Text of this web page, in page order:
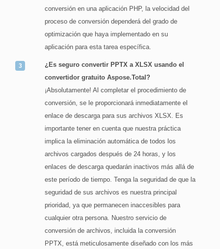
conversión en una aplicación PHP, la velocidad del
proceso de conversión dependerá del grado de
optimización que haya implementado en su
aplicación para esta tarea específica.
¿Es seguro convertir PPTX a XLSX usando el
convertidor gratuito Aspose.Total?
¡Absolutamente! Al completar el procedimiento de
conversión, se le proporcionará inmediatamente el
enlace de descarga para sus archivos XLSX. Es
importante tener en cuenta que nuestra práctica
implica la eliminación automática de todos los
archivos cargados después de 24 horas, y los
enlaces de descarga quedarán inactivos más allá de
este período de tiempo. Tenga la seguridad de que la
seguridad de sus archivos es nuestra principal
prioridad, ya que permanecen inaccesibles para
cualquier otra persona. Nuestro servicio de
conversión de archivos, incluida la conversión
PPTX, está meticulosamente diseñado con los más